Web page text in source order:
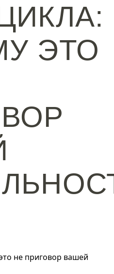
ЭТО
не приговор вашей